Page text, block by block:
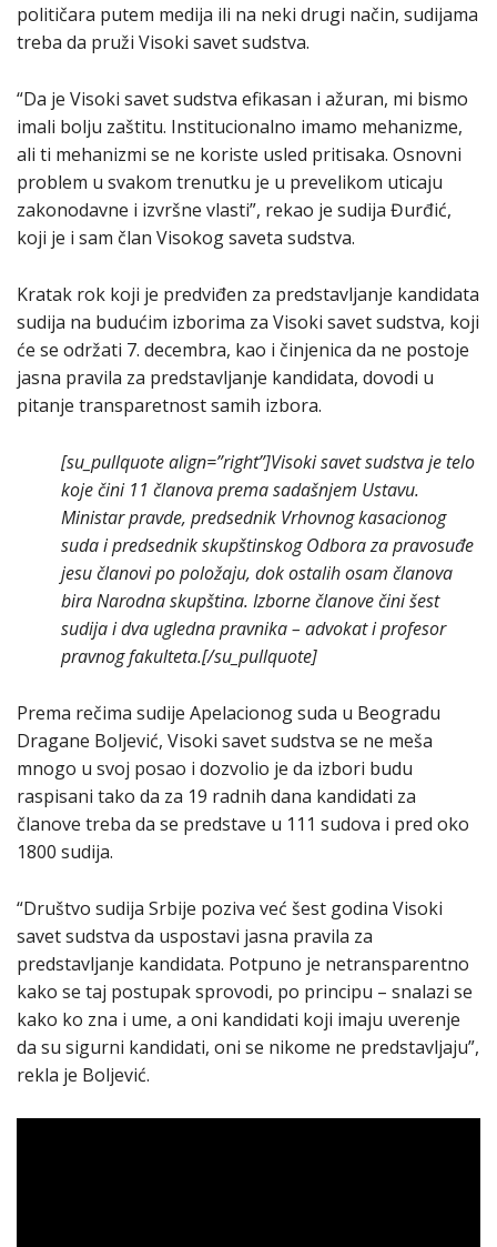
političara putem medija ili na neki drugi način, sudijama
treba da pruži Visoki savet sudstva.
“Da je Visoki savet sudstva efikasan i ažuran, mi bismo
imali bolju zaštitu. Institucionalno imamo mehanizme,
ali ti mehanizmi se ne koriste usled pritisaka. Osnovni
problem u svakom trenutku je u prevelikom uticaju
zakonodavne i izvršne vlasti”, rekao je sudija Đurđić,
koji je i sam član Visokog saveta sudstva.
Kratak rok koji je predviđen za predstavljanje kandidata
sudija na budućim izborima za Visoki savet sudstva, koji
će se održati 7. decembra, kao i činjenica da ne postoje
jasna pravila za predstavljanje kandidata, dovodi u
pitanje transparetnost samih izbora.
[su_pullquote align=”right”]Visoki savet sudstva je telo
koje čini 11 članova prema sadašnjem Ustavu.
Ministar pravde, predsednik Vrhovnog kasacionog
suda i predsednik skupštinskog Odbora za pravosuđe
jesu članovi po položaju, dok ostalih osam članova
bira Narodna skupština. Izborne članove čini šest
sudija i dva ugledna pravnika – advokat i profesor
pravnog fakulteta.[/su_pullquote]
Prema rečima sudije Apelacionog suda u Beogradu
Dragane Boljević, Visoki savet sudstva se ne meša
mnogo u svoj posao i dozvolio je da izbori budu
raspisani tako da za 19 radnih dana kandidati za
članove treba da se predstave u 111 sudova i pred oko
1800 sudija.
“Društvo sudija Srbije poziva već šest godina Visoki
savet sudstva da uspostavi jasna pravila za
predstavljanje kandidata. Potpuno je netransparentno
kako se taj postupak sprovodi, po principu – snalazi se
kako ko zna i ume, a oni kandidati koji imaju uverenje
da su sigurni kandidati, oni se nikome ne predstavljaju”,
rekla je Boljević.